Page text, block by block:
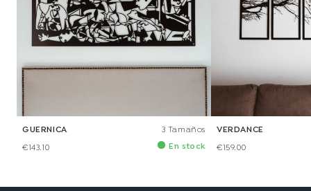
GUERNICA
€143.10
3 Tamaños
En stock
VERDANCE
€159.00